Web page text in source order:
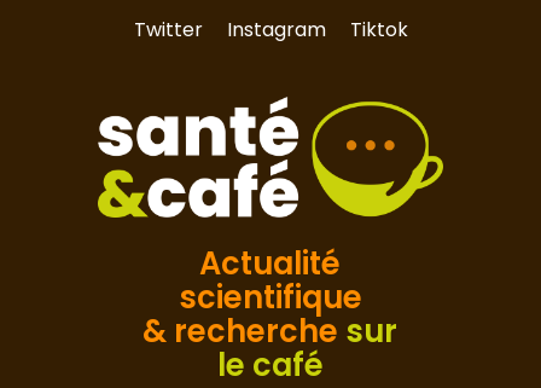
Twitter Instagram Tiktok
Actualité
scientifique
& recherche sur
le café